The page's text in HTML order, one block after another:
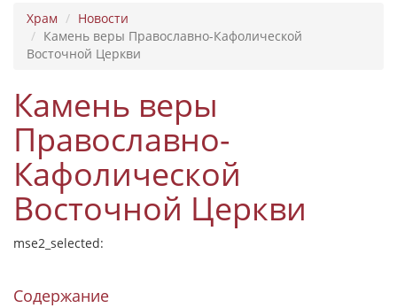
Храм
Новости
Камень веры Православно-Кафолической
Восточной Церкви
Камень веры
Православно-
Кафолической
Восточной Церкви
mse2_selected:
Содержание